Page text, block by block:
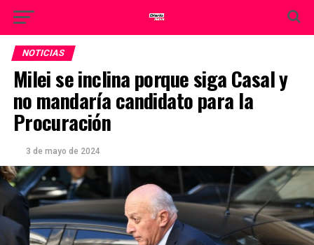
NOTICIAS
Milei se inclina porque siga Casal y
no mandaría candidato para la
Procuración
3 de mayo de 2024